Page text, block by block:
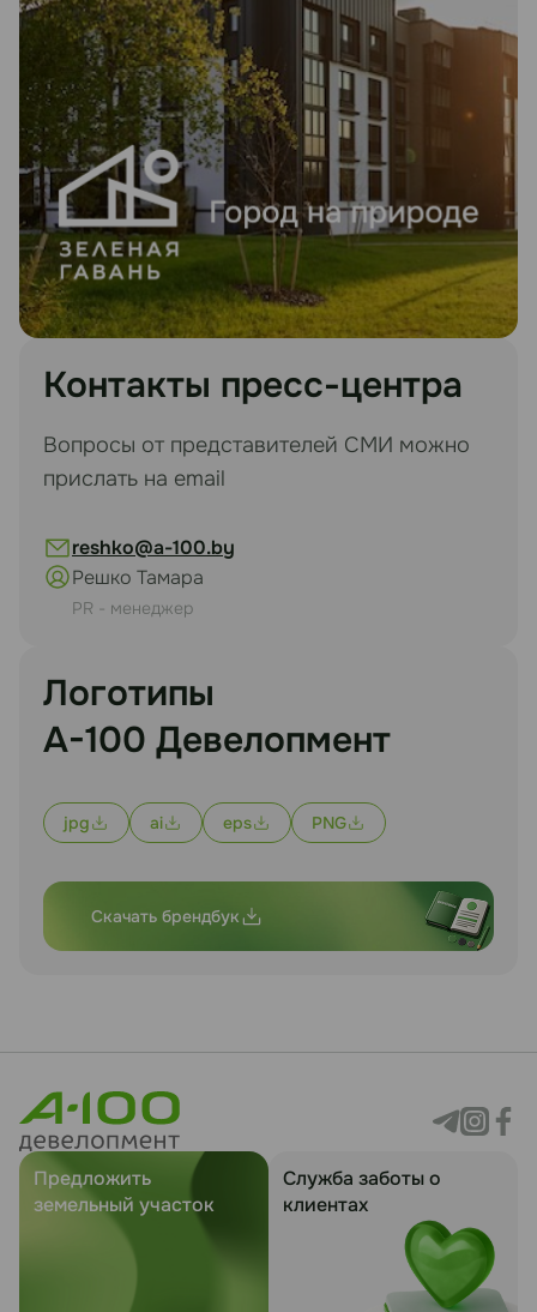
Контакты пресс-центра
Вопросы от представителей СМИ можно
прислать на email
reshko@a-100.by
Решко Тамара
PR - менеджер
Логотипы
А-100 Девелопмент
jpg ai eps PNG
Скачать брендбук
Предложить
земельный участок
Служба заботы о
клиентах